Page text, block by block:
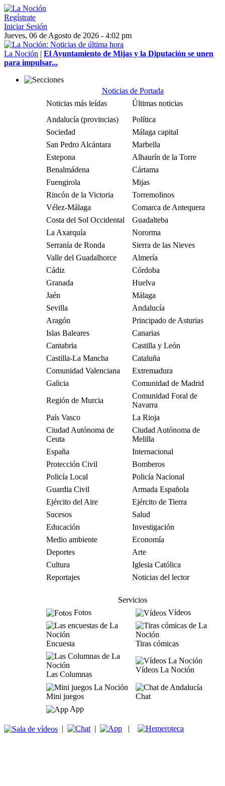
Regístrate
Iniciar Sesión
Jueves, 06 de Agosto de 2026 - 4:02 pm
La Noción | El Ayuntamiento de Mijas y la Diputación se unen
para impulsar...
Noticias de Portada
Noticias más leídas
Últimas noticias
Andalucía (provincias)
Política
Sociedad
Málaga capital
San Pedro Alcántara
Marbella
Estepona
Alhaurín de la Torre
Benalmádena
Cártama
Fuengirola
Mijas
Rincón de la Victoria
Torremolinos
Vélez-Málaga
Comarca de Antequera
Costa del Sol Occidental
Guadalteba
La Axarquía
Nororma
Serranía de Ronda
Sierra de las Nieves
Valle del Guadalhorce
Almería
Cádiz
Córdoba
Granada
Huelva
Jaén
Málaga
Sevilla
Andalucía
Aragón
Principado de Asturias
Islas Baleares
Canarias
Cantabria
Castilla y León
Castilla-La Mancha
Cataluña
Comunidad Valenciana
Extremadura
Galicia
Comunidad de Madrid
Región de Murcia
Comunidad Foral de
Navarra
País Vasco
La Rioja
Ciudad Autónoma de
Ceuta
Ciudad Autónoma de
Melilla
España
Internacional
Protección Civil
Bomberos
Policía Local
Policía Nacional
Guardia Civil
Armada Española
Ejército del Aire
Ejército de Tierra
Sucesos
Salud
Educación
Investigación
Medio ambiente
Economía
Deportes
Arte
Cultura
Iglesia Católica
Reportajes
Noticias del lector
Servicios
Fotos
Vídeos
Encuesta Tiras cómicas
Las Columnas
Vídeos La Noción
Mini juegos
Chat
App
| | |